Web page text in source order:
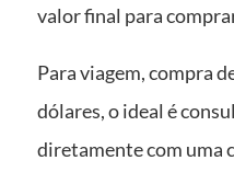
valor final para
Para viagem, compra
dólares, o ideal é
diretamente com uma